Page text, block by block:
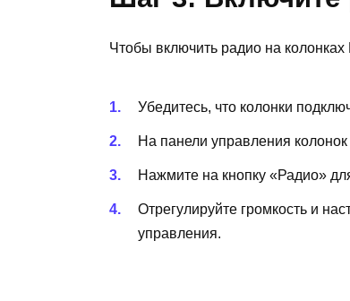
Чтобы включить радио на
Убедитесь, что колонки
На панели управления
Нажмите на кнопку «Радио»
Отрегулируйте громкость и
управления.